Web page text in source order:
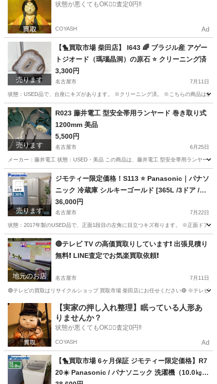
状態が悪くてもOK🙆‍♀️査定0円‼️
COYASH Ad
売ります
【🐤買取市場 柴田店】 I643 🌈 ブラジル産 アゲー
トジオード（瑪瑙晶洞）の原石 ⭐ クリーニング済
3,300円
名古屋市 7月11日
状態：USED品で、台座にキズがあります。 ※クリーニング済。 ※こちらの商品は他
愛知 名古屋市 その他 商品
売ります
R023 藤井電工 型安全帯用ランヤード 巻き取り式
1200mm 美品
5,500円
名古屋市 6月25日
メーカー：藤井電工 状態：USED・美品 この商品は、藤井電工 型安全帯用ランヤー
愛知 名古屋市
売ります
ジモティー限定価格！S113 ⭐ Panasonic｜パナソ
ニック 冷蔵庫 シルキーゴールド [365L /3ドア /右
開きタイプ] NR-C37FM-N ⭐ 動作確認済 ⭐ クリー
ニング済
36,000円
名古屋市 7月22日
状態：2017年製のUSED品で、正面1段目の左角に目立つキズ有ります。 ※正面ドア
愛知 名古屋市 キッチン家電 Panasonic
地元のお店
🔴テレビ TV の高価買取りしています❗️ 出張見積り
無料❗️ LINE査定でお気楽買取依頼❗️
名古屋市 7月11日
🔴テレビの買取はリサイクルショップ 買取市場 柴田店にお任せください🔴 ※テレビ
愛知 名古屋市 リサイクルショップ 無料
【実家の押し入れ整理】眠っている人形あ
りませんか？
状態が悪くてもOK🙆‍♀️査定0円‼️
COYASH Ad
【🐤買取市場 6ヶ月保証 ジモティー限定価格】R7
20☀️ Panasonic / パナソニック 洗濯機（10.0㎏)